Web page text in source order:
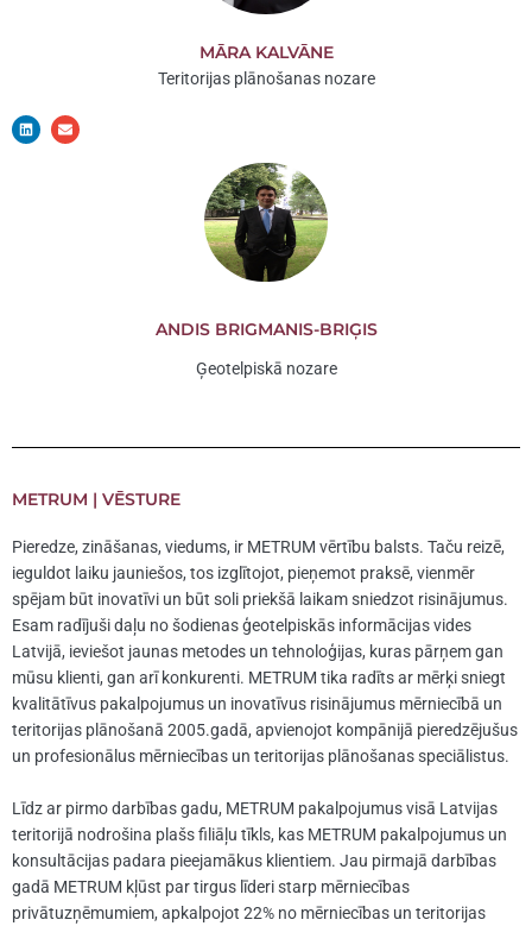
MĀRA KALVĀNE
Teritorijas plānošanas nozare
L
i
n
E
n
v
ANDIS BRIGMANIS-BRIĢIS
Ģeotelpiskā nozare
METRUM | VĒSTURE
Pieredze, zināšanas, viedums, ir METRUM vērtību balsts. Taču reizē,
ieguldot laiku jauniešos, tos izglītojot, pieņemot praksē, vienmēr
spējam būt inovatīvi un būt soli priekšā laikam sniedzot risinājumus.
Esam radījuši daļu no šodienas ģeotelpiskās informācijas vides
Latvijā, ieviešot jaunas metodes un tehnoloģijas, kuras pārņem gan
mūsu klienti, gan arī konkurenti. METRUM tika radīts ar mērķi sniegt
kvalitātīvus pakalpojumus un inovatīvus risinājumus mērniecībā un
teritorijas plānošanā 2005.gadā, apvienojot kompānijā pieredzējušus
un profesionālus mērniecības un teritorijas plānošanas speciālistus.
Līdz ar pirmo darbības gadu, METRUM pakalpojumus visā Latvijas
teritorijā nodrošina plašs filiāļu tīkls, kas METRUM pakalpojumus un
konsultācijas padara pieejamākus klientiem. Jau pirmajā darbības
gadā METRUM kļūst par tirgus līderi starp mērniecības
privātuzņēmumiem, apkalpojot 22% no mērniecības un teritorijas